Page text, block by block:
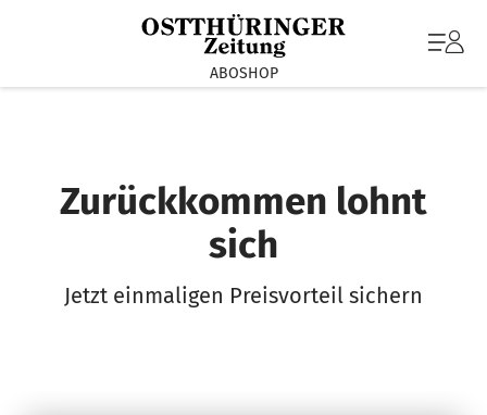
ABOSHOP
Zurückkommen lohnt
sich
Jetzt einmaligen Preisvorteil sichern